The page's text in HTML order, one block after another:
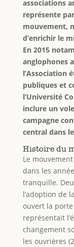
associations
représente
mouvement,
d’enrichir le
En 2015
anglophones
l’Association
publiques et
l’Université
inclure un
campagne
central dans
Histoire du
Le
dans les
tranquille.
l’adoption de
ouvert la
représentait
changement
les ouvrières